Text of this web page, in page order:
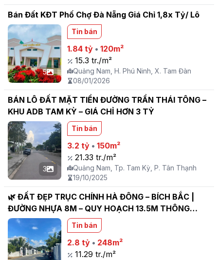
Bán Đất KĐT Phố Chợ Đà Nẵng Giá Chỉ 1,8x Tỷ/ Lô
5
Tin bán
1.84 tỷ •120m²
15.3 tr./m²
Quảng Nam, H. Phú Ninh, X. Tam Đàn
08/01/2026
BÁN LÔ ĐẤT MẶT TIỀN ĐƯỜNG TRẦN THÁI TÔNG –
KHU ADB TAM KỲ – GIÁ CHỈ HƠN 3 TỶ
3
Tin bán
3.2 tỷ •150m²
21.33 tr./m²
Quảng Nam, Tp. Tam Kỳ, P. Tân Thạnh
19/10/2025
🌿 ĐẤT ĐẸP TRỤC CHÍNH HÀ ĐÔNG – BÍCH BẮC |
ĐƯỜNG NHỰA 8M – QUY HOẠCH 13.5M THÔNG
NAM KỲ KHỞI NGHĨA 🌿
Tin bán
2.8 tỷ • 248m²
11.29 tr./m²